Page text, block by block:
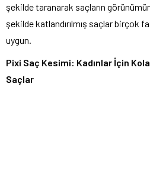
şekilde taranarak saçların
şekilde katlandırılmış saçlar birçok
uygun.
Pixi Saç Kesimi: Kadınlar İçin
Saçlar